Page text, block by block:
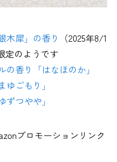
木犀」の香り
（2025年8/1
定のようです
香り「はなほのか」
ゆごもり」
つやや」
プロモーションリンク